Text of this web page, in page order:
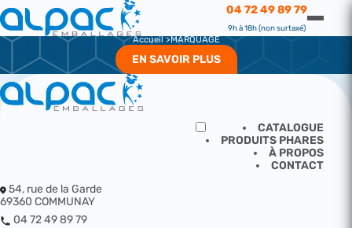
04 72 49 89 79
9h à 18h (non surtaxé)
MARQUAGE
Accueil MARQUAGE
EN SAVOIR PLUS
CATALOGUE
PRODUITS PHARES
À PROPOS
CONTACT
54, rue de la Garde
69360 COMMUNAY
04 72 49 89 79